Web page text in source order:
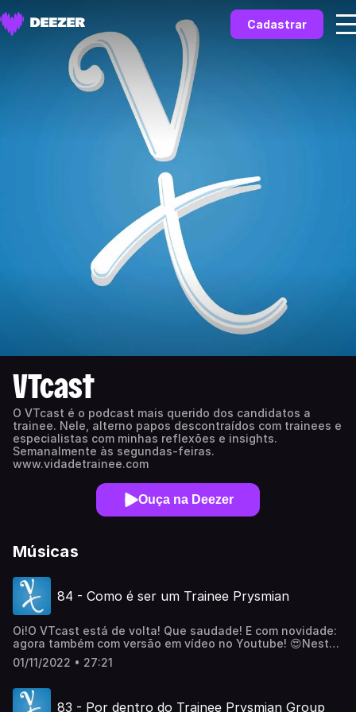
Cadastrar
VTcast
O VTcast é o podcast mais querido dos candidatos a
trainee. Nele, alterno papos descontraídos com trainees e
especialistas com minhas reflexões e insights.
Semanalmente às segundas-feiras.
www.vidadetrainee.com
Ouça na Deezer
Músicas
84 - Como é ser um Trainee Prysmian
Oi!O VTcast está de volta! Que saudade! E com novidade:
agora também com versão em vídeo no Youtube! 😍Nesta
semana, conversei com o Felipe Vasconcelos, trainee
2022 do Grupo Prysmian. Caso você não conheça, a
desenvolvimento e fabricação de cabos e sistemas de
energia e de telecomunicações.Em 2022, eles estão
01/11/2022 • 27:21
83 - Por dentro do Trainee Prysmian Group